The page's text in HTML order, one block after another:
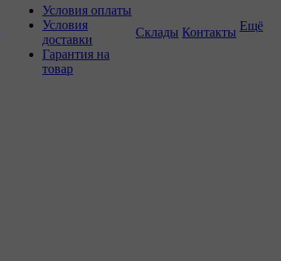
Условия оплаты
Условия
доставки
Гарантия на
товар
Склады Контакты Ещё